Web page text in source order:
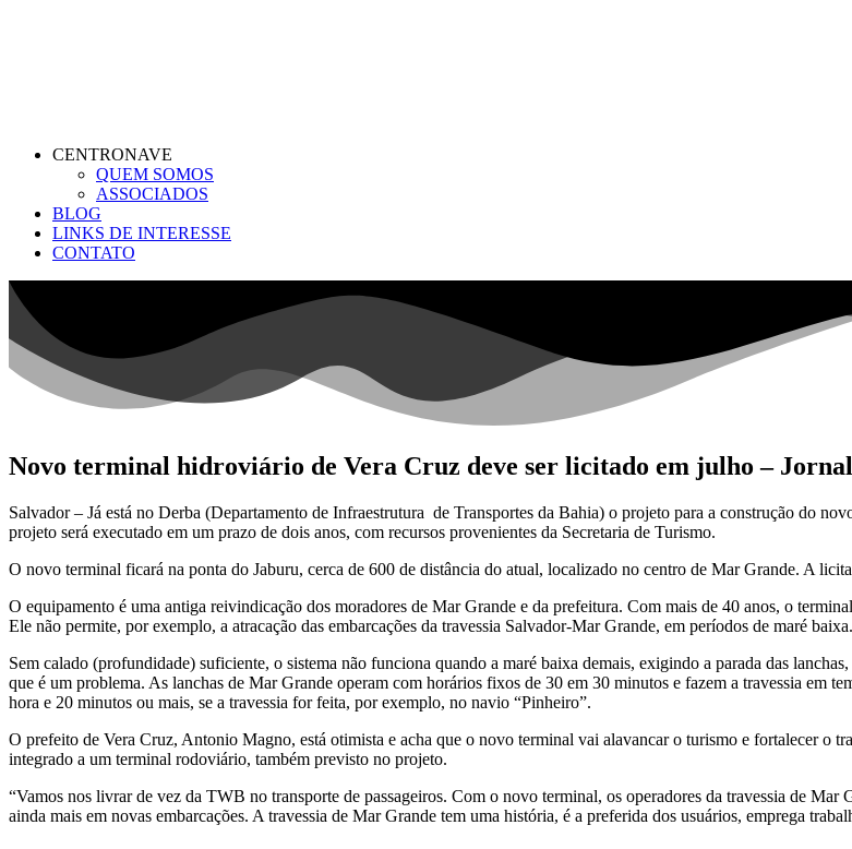
CENTRONAVE
QUEM SOMOS
ASSOCIADOS
BLOG
LINKS DE INTERESSE
CONTATO
Novo terminal hidroviário de Vera Cruz deve ser licitado em julho –
Salvador – Já está no Derba (Departamento de Infraestrutura de Transportes da Bahia) o projeto para a construção do
projeto será executado em um prazo de dois anos, com recursos provenientes da Secretaria de Turismo.
O novo terminal ficará na ponta do Jaburu, cerca de 600 de distância do atual, localizado no centro de Mar Grande. A
O equipamento é uma antiga reivindicação dos moradores de Mar Grande e da prefeitura. Com mais de 40 anos, o
Ele não permite, por exemplo, a atracação das embarcações da travessia Salvador-Mar Grande, em períodos de maré baixa.
Sem calado (profundidade) suficiente, o sistema não funciona quando a maré baixa demais, exigindo a parada das
que é um problema. As lanchas de Mar Grande operam com horários fixos de 30 em 30 minutos e fazem a travessia em
hora e 20 minutos ou mais, se a travessia for feita, por exemplo, no navio “Pinheiro”.
O prefeito de Vera Cruz, Antonio Magno, está otimista e acha que o novo terminal vai alavancar o turismo e fortalecer o
integrado a um terminal rodoviário, também previsto no projeto.
“Vamos nos livrar de vez da TWB no transporte de passageiros. Com o novo terminal, os operadores da travessia de
ainda mais em novas embarcações. A travessia de Mar Grande tem uma história, é a preferida dos usuários, emprega